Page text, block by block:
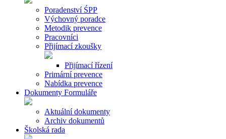
Poradenství ŚPP
Výchovný poradce
Metodik prevence
Pracovníci
Přijímací zkoušky
Přijímací řízení
Primární prevence
Nabídka prevence
Dokumenty Formuláře
Aktuální dokumenty
Archiv dokumentů
Školská rada